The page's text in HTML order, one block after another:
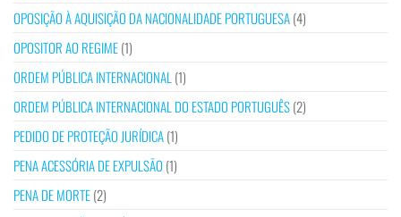
OPOSIÇÃO À AQUISIÇÃO DA NACIONALIDADE PORTUGUESA(4)
OPOSITOR AO REGIME(1)
ORDEM PÚBLICA INTERNACIONAL (1)
ORDEM PÚBLICA INTERNACIONAL DO ESTADO PORTUGUÊS(2)
PEDIDO DE PROTEÇÃO JURÍDICA(1)
PENA ACESSÓRIA DE EXPULSÃO (1)
PENA DE MORTE(2)